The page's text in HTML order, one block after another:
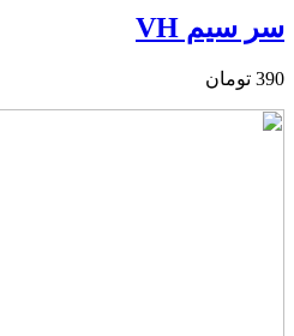
سر سیم VH
390 تومان